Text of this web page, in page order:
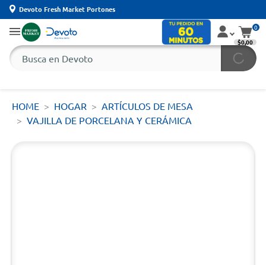
Devoto Fresh Market Portones
0
$0,00
HOME HOGAR
ARTÍCULOS DE MESA
VAJILLA DE PORCELANA Y CERÁMICA